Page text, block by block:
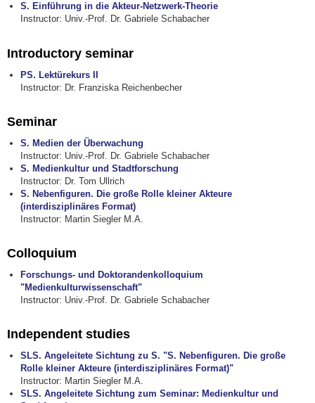
S. Einführung in die Akteur-Netzwerk-Theorie
Instructor: Univ.-Prof. Dr. Gabriele Schabacher
Introductory seminar
PS. Lektürekurs II
Instructor: Dr. Franziska Reichenbecher
Seminar
S. Medien der Überwachung
Instructor: Univ.-Prof. Dr. Gabriele Schabacher
S. Medienkultur und Stadtforschung
Instructor: Dr. Tom Ullrich
S. Nebenfiguren. Die große Rolle kleiner Akteure
(interdisziplinäres Format)
Instructor: Martin Siegler M.A.
Colloquium
Forschungs- und Doktorandenkolloquium
"Medienkulturwissenschaft"
Instructor: Univ.-Prof. Dr. Gabriele Schabacher
Independent studies
SLS. Angeleitete Sichtung zu S. "S. Nebenfiguren. Die große
Rolle kleiner Akteure (interdisziplinäres Format)"
Instructor: Martin Siegler M.A.
SLS. Angeleitete Sichtung zum Seminar: Medienkultur und